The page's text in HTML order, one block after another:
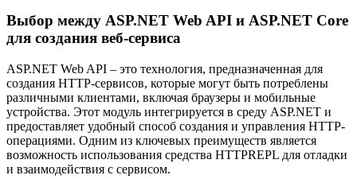
Выбор между ASP.NET Web API и ASP.NET Core
для создания веб-сервиса
ASP.NET Web API – это технология, предназначенная для
создания HTTP-сервисов, которые могут быть потреблены
различными клиентами, включая браузеры и мобильные
устройства. Этот модуль интегрируется в среду ASP.NET и
предоставляет удобный способ создания и управления HTTP-
операциями. Одним из ключевых преимуществ является
возможность использования средства HTTPREPL для отладки
и взаимодействия с сервисом.